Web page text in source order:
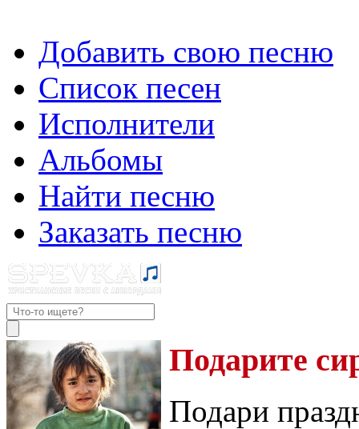
Добавить свою песню
Список песен
Исполнители
Альбомы
Найти песню
Заказать песню
Подарите
Подари